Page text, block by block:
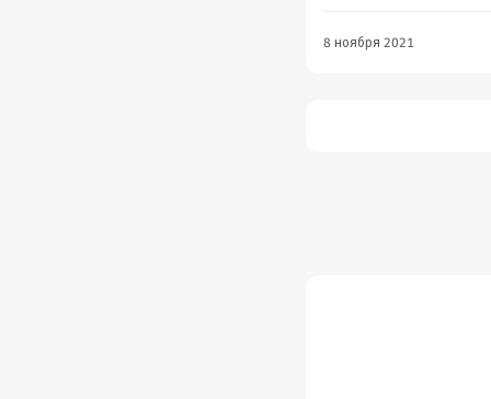
8 ноября 2021